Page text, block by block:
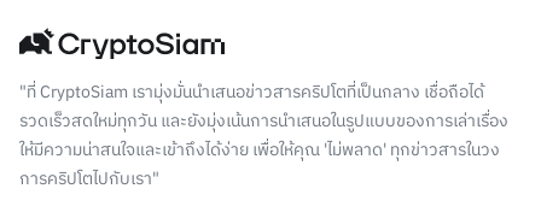
"ที่ CryptoSiam เรามุ่งมั่นนำเสนอข่าวสารคริปโตที่เป็นกลาง เชื่อถือได้
รวดเร็วสดใหม่ทุกวัน และยังมุ่งเน้นการนำเสนอในรูปแบบของการเล่าเรื่อง
ให้มีความน่าสนใจและเข้าถึงได้ง่าย เพื่อให้คุณ 'ไม่พลาด' ทุกข่าวสารในวง
การคริปโตไปกับเรา"